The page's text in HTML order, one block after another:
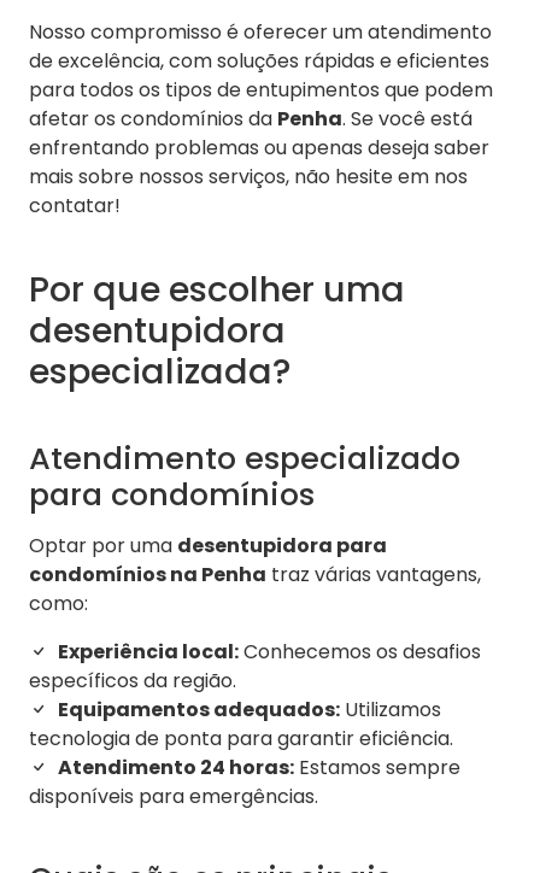
Nosso compromisso é oferecer um atendimento
de excelência, com soluções rápidas e eficientes
para todos os tipos de entupimentos que podem
afetar os condomínios da Penha. Se você está
enfrentando problemas ou apenas deseja saber
mais sobre nossos serviços, não hesite em nos
contatar!
Por que escolher uma
desentupidora
especializada?
Atendimento especializado
para condomínios
Optar por uma desentupidora para
condomínios na Penha traz várias vantagens,
como:
Experiência local:Conhecemos os desafios
específicos da região.
Equipamentos adequados: Utilizamos
tecnologia de ponta para garantir eficiência.
Atendimento 24 horas: Estamos sempre
disponíveis para emergências.